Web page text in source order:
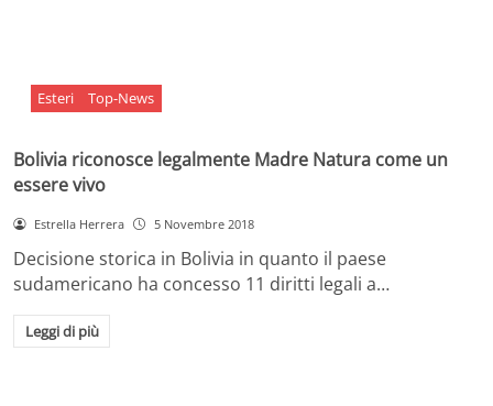
Esteri Top-News
Bolivia riconosce legalmente Madre Natura come un
essere vivo
Estrella Herrera 5 Novembre 2018
Decisione storica in Bolivia in quanto il paese
sudamericano ha concesso 11 diritti legali a…
Leggi di più